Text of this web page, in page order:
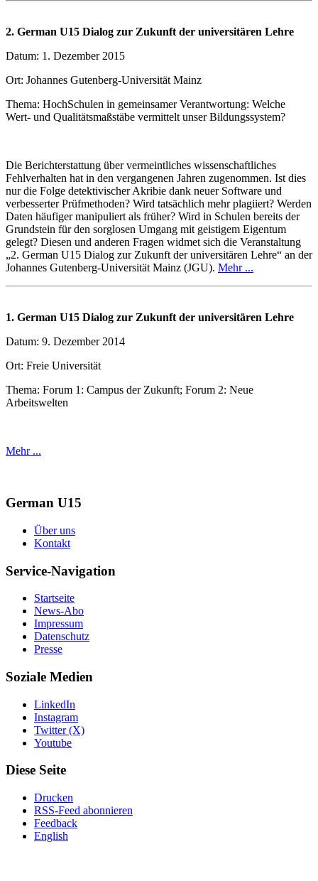
2. German U15 Dialog zur Zukunft der universitären Lehre
Datum: 1. Dezember 2015
Ort: Johannes Gutenberg-Universität Mainz
Thema: HochSchulen in gemeinsamer Verantwortung: Welche
Wert- und Qualitätsmaßstäbe vermittelt unser Bildungssystem?
Die Berichterstattung über vermeintliches wissenschaftliches
Fehlverhalten hat in den vergangenen Jahren zugenommen. Ist dies
nur die Folge detektivischer Akribie dank neuer Software und
verbesserter Prüfmethoden? Wird tatsächlich mehr plagiiert? Werden
Daten häufiger manipuliert als früher? Wird in Schulen bereits der
Grundstein für den sorglosen Umgang mit geistigem Eigentum
gelegt? Diesen und anderen Fragen widmet sich die Veranstaltung
„2. German U15 Dialog zur Zukunft der universitären Lehre“ an der
Johannes Gutenberg-Universität Mainz (JGU). Mehr ...
1. German U15 Dialog zur Zukunft der universitären Lehre
Datum: 9. Dezember 2014
Ort: Freie Universität
Thema: Forum 1: Campus der Zukunft; Forum 2: Neue
Arbeitswelten
Mehr ...
German U15
Über uns
Kontakt
Service-Navigation
Startseite
News-Abo
Impressum
Datenschutz
Presse
Soziale Medien
LinkedIn
Instagram
Twitter (X)
Youtube
Diese Seite
Drucken
RSS-Feed abonnieren
Feedback
English